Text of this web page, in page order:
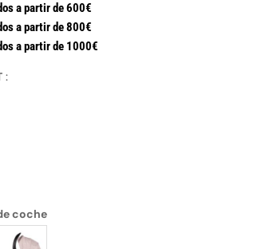
a partir de 600€
a partir de 800€
a partir de 1000€
:
coche